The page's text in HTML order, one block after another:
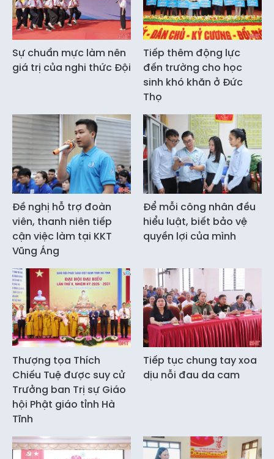
Sự chuẩn mực làm nên
giá trị của nghi thức Đội
Tiếp thêm động lực
đến trường cho học
sinh khó khăn ở Đức
Thọ
Đề nghị hỗ trợ đoàn
viên, thanh niên tiếp
cận việc làm tại KKT
Vũng Áng
Để mỗi công nhân đều
hiểu luật, biết bảo vệ
quyền lợi của mình
Thượng tọa Thích
Chiếu Tuệ được suy cử
Trưởng ban Trị sự Giáo
hội Phật giáo tỉnh Hà
Tĩnh
Tiếp tục chung tay xoa
dịu nỗi đau da cam